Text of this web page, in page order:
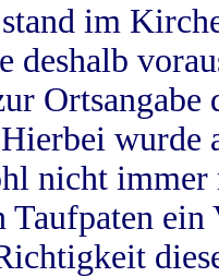
im
deshalb
wurde
nicht
Taufpaten